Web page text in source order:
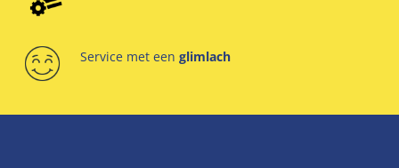
Service met een glimlach